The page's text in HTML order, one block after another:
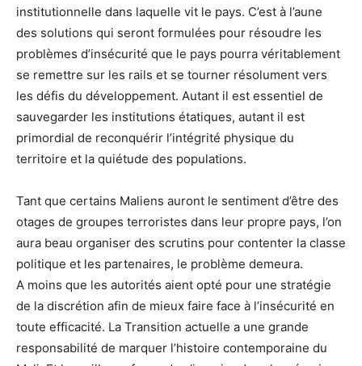
institutionnelle dans laquelle vit le pays. C’est à l’aune
des solutions qui seront formulées pour résoudre les
problèmes d’insécurité que le pays pourra véritablement
se remettre sur les rails et se tourner résolument vers
les défis du développement. Autant il est essentiel de
sauvegarder les institutions étatiques, autant il est
primordial de reconquérir l’intégrité physique du
territoire et la quiétude des populations.
Tant que certains Maliens auront le sentiment d’être des
otages de groupes terroristes dans leur propre pays, l’on
aura beau organiser des scrutins pour contenter la classe
politique et les partenaires, le problème demeura.
A moins que les autorités aient opté pour une stratégie
de la discrétion afin de mieux faire face à l’insécurité en
toute efficacité. La Transition actuelle a une grande
responsabilité de marquer l’histoire contemporaine du